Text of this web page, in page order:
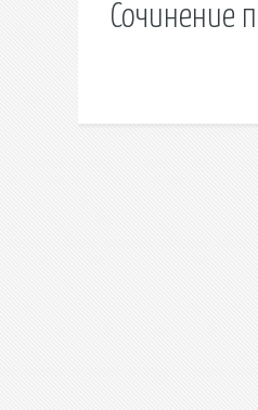
Сочинение